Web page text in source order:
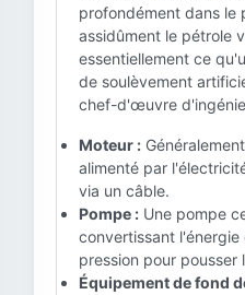
profondément dans le
assidûment le pétrole
essentiellement ce
de soulèvement
chef-d'œuvre
Moteur :
alimenté par
via un câble.
Pompe : Une pompe
convertissant
pression pour pousser
Équipement de fond